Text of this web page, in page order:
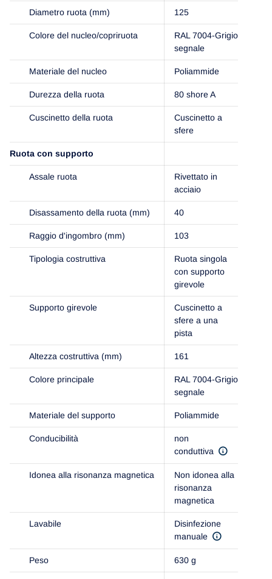
Diametro ruota (mm) 125
Colore del nucleo/copriruota
RAL 7004-Grigio
segnale
Materiale del nucleo Poliammide
Durezza della ruota 80 shore A
Cuscinetto della ruota
Cuscinetto a
sfere
Ruota con supporto
Assale ruota
Rivettato in
acciaio
Disassamento della ruota (mm) 40
Raggio d'ingombro (mm) 103
Tipologia costruttiva
Ruota singola
con supporto
girevole
Supporto girevole
Cuscinetto a
sfere a una
pista
Altezza costruttiva (mm) 161
Colore principale
RAL 7004-Grigio
segnale
Materiale del supporto Poliammide
Conducibilità
non
conduttiva
Idonea alla risonanza magnetica
Non idonea alla
risonanza
magnetica
Lavabile
Disinfezione
manuale
Peso 630 g